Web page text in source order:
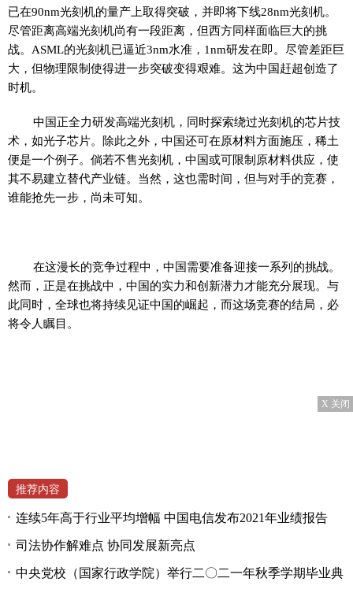
已在90nm光刻机的量产上取得突破，并即将下线28nm光刻机。
尽管距离高端光刻机尚有一段距离，但西方同样面临巨大的挑
战。ASML的光刻机已逼近3nm水准，1nm研发在即。尽管差距巨
大，但物理限制使得进一步突破变得艰难。这为中国赶超创造了
时机。
中国正全力研发高端光刻机，同时探索绕过光刻机的芯片技
术，如光子芯片。除此之外，中国还可在原材料方面施压，稀土
便是一个例子。倘若不售光刻机，中国或可限制原材料供应，使
其不易建立替代产业链。当然，这也需时间，但与对手的竞赛，
谁能抢先一步，尚未可知。
在这漫长的竞争过程中，中国需要准备迎接一系列的挑战。
然而，正是在挑战中，中国的实力和创新潜力才能充分展现。与
此同时，全球也将持续见证中国的崛起，而这场竞赛的结局，必
将令人瞩目。
X 关闭
推荐内容
连续5年高于行业平均增幅 中国电信发布2021年业绩报告
司法协作解难点 协同发展新亮点
中央党校（国家行政学院）举行二〇二一年秋季学期毕业典